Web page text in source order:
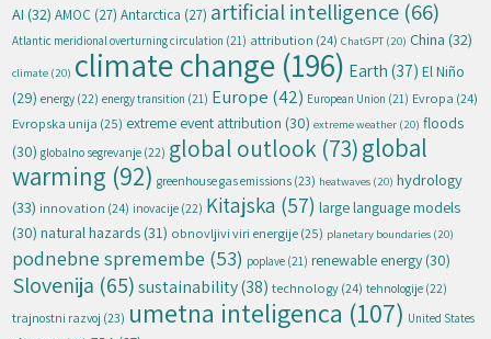
AI (32) AMOC (27) Antarctica (27) artificial intelligence (66)
Atlantic meridional overturning circulation (21) attribution (24) ChatGPT (20) China (32)
climate (20) climate change (196) Earth (37) El Niño
(29) energy (22) energy transition (21) Europe (42) European Union (21) Evropa (24)
Evropska unija (25) extreme event attribution (30) extreme weather (20) floods
(30) globalno segrevanje (22) global outlook (73)global
warming (92) greenhouse gas emissions (23) heatwaves (20) hydrology
(33) innovation (24) inovacije (22) Kitajska (57) large language models
(30) natural hazards (31) obnovljivi viri energije(25) planetary boundaries (20)
podnebne spremembe (53) poplave (21) renewable energy (30)
Slovenija (65) sustainability(38) technology(24) tehnologije (22)
trajnostni razvoj (23) umetna inteligenca (107) United States